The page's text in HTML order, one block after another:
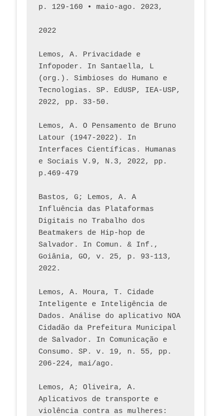
p. 129-160 • maio-ago. 2023,
2022
Lemos, A. Privacidade e
Infopoder. In Santaella, L
(org.). Simbioses do Humano e
Tecnologias. SP. EdUSP, IEA-USP,
2022, pp. 33-50.
Lemos, A. O Pensamento de Bruno
Latour (1947-2022). In
Interfaces Científicas. Humanas
e Sociais V.9, N.3, 2022, pp.
p.469-479
Bastos, G; Lemos, A. A
Influência das Plataformas
Digitais no Trabalho dos
Beatmakers de Hip-hop de
Salvador. In Comun. & Inf.,
Goiânia, GO, v. 25, p. 93-113,
2022.
Lemos, A. Moura, T. Cidade
Inteligente e Inteligência de
Dados. Análise do aplicativo NOA
Cidadão da Prefeitura Municipal
de Salvador. In Comunicação e
Consumo. SP. v. 19, n. 55, pp.
206-224, mai/ago.
Lemos, A; Oliveira, A.
Aplicativos de transporte e
violência contra as mulheres: